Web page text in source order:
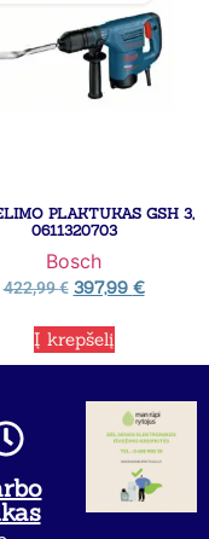
PLAKTUKAS GSH 3,
0611320703
Bosch
422,99€ 397,99 €
Į krepšelį